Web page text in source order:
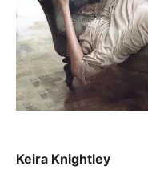
Keira Knightley